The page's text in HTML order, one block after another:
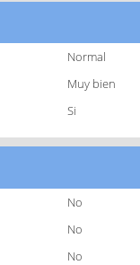
Normal
Muy bien
Si
No
No
No